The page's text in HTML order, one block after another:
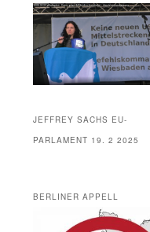
JEFFREY SACHS EU-
PARLAMENT 19. 2 2025
BERLINER APPELL